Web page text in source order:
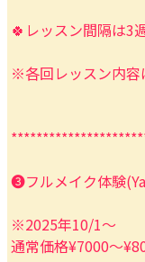
🍀レッスン間隔は3
※各回レッスン内
❸フルメイク体験
※2025年10/1
通常価格¥7000〜